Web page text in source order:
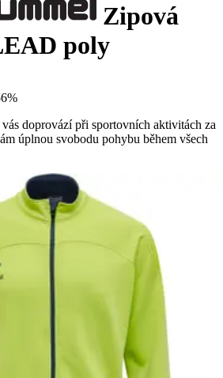
Zipová
poly
doprovází při sportovních aktivitách za
úplnou svobodu pohybu během všech